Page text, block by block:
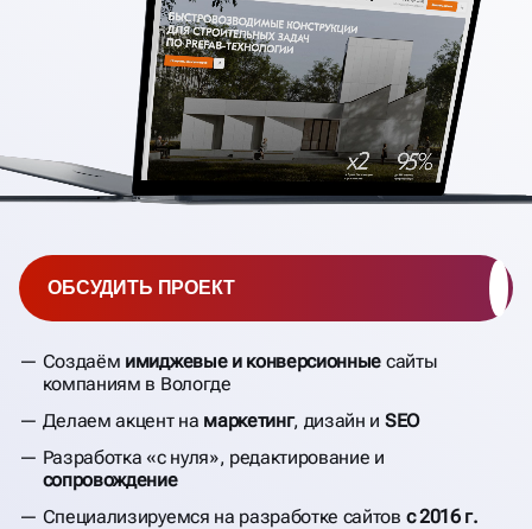
Создаём имиджевые и конверсионные сайты
компаниям в Вологде
Делаем акцент на маркетинг, дизайн и SEO
Разработка «с нуля», редактирование и
сопровождение
Специализируемся на разработке сайтов с 2016 г.
ОБСУДИТЬ ПРОЕКТ